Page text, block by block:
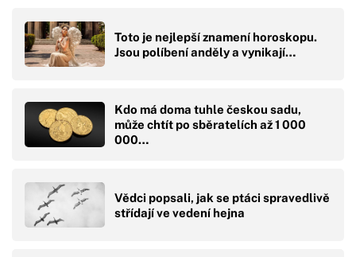
Toto je nejlepší znamení horoskopu.
Jsou políbení anděly a vynikají…
Kdo má doma tuhle českou sadu,
může chtít po sběratelích až 1 000
000…
Vědci popsali, jak se ptáci spravedlivě
střídají ve vedení hejna